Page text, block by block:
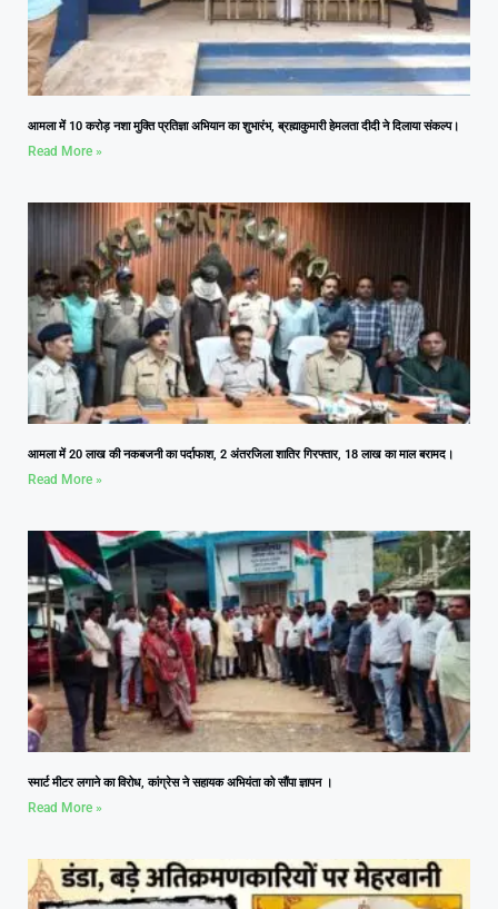
आमला में 10 करोड़ नशा मुक्ति प्रतिज्ञा अभियान का शुभारंभ, ब्रह्माकुमारी हेमलता दीदी ने दिलाया संकल्प।
Read More »
आमला में 20 लाख की नकबजनी का पर्दाफाश, 2 अंतरजिला शातिर गिरफ्तार, 18 लाख का माल बरामद।
Read More »
स्मार्ट मीटर लगाने का विरोध, कांग्रेस ने सहायक अभियंता को सौंपा ज्ञापन ।
Read More »